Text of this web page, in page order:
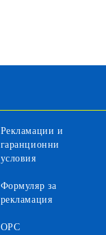
Рекламации и
гаранционни
условия
Формуляр за
рекламация
ОРС